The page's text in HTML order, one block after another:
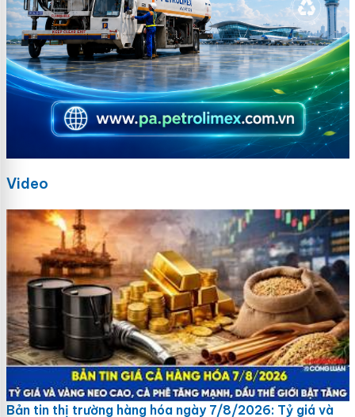
Video
Bản tin thị trường hàng hóa ngày 7/8/2026: Tỷ giá và